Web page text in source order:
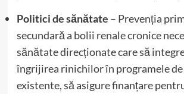
Politici de sănătate – Prevenția
secundară a bolii renale cronice
sănătate direcționate care să
îngrijirea rinichilor în programele
existente, să asigure finanțare